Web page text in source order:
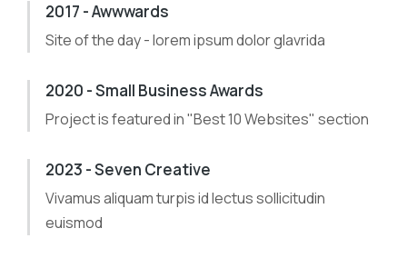
2017 - Awwwards
Site of the day - lorem ipsum dolor glavrida
2020 - Small Business Awards
Project is featured in "Best 10 Websites" section
2023 - Seven Creative
Vivamus aliquam turpis id lectus sollicitudin
euismod